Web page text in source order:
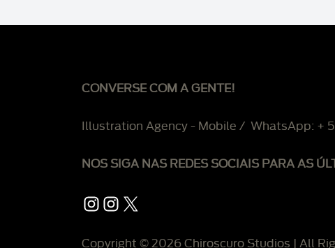
CONVERSE COM A GENTE!
Illustration Agency - Mobile / WhatsApp: +
NOS SIGA NAS REDES SOCIAIS PARA AS
Instagram
Instagram
X
Copyright © 2026 Chiroscuro Studios | All